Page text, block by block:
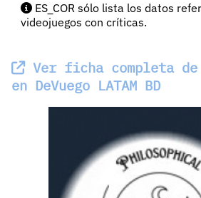
ES_COR sólo lista los datos
videojuegos con críticas.
Ver ficha completa
en DeVuego LATAM BD